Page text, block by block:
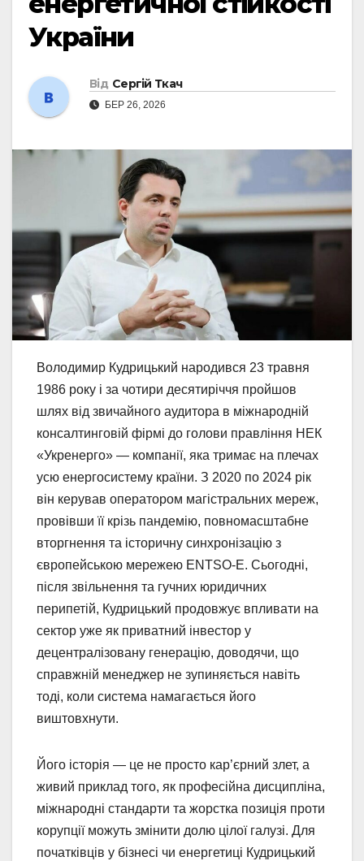
України
Від Сергій Ткач
БЕР 26, 2026
Володимир Кудрицький народився 23 травня
1986 року і за чотири десятиріччя пройшов
шлях від звичайного аудитора в міжнародній
консалтинговій фірмі до голови правління НЕК
«Укренерго» — компанії, яка тримає на плечах
усю енергосистему країни. З 2020 по 2024 рік
він керував оператором магістральних мереж,
провівши її крізь пандемію, повномасштабне
вторгнення та історичну синхронізацію з
європейською мережею ENTSO-E. Сьогодні,
після звільнення та гучних юридичних
перипетій, Кудрицький продовжує впливати на
сектор уже як приватний інвестор у
децентралізовану генерацію, доводячи, що
справжній менеджер не зупиняється навіть
тоді, коли система намагається його
виштовхнути.
Його історія — це не просто кар’єрний злет, а
живий приклад того, як професійна дисципліна,
міжнародні стандарти та жорстка позиція проти
корупції можуть змінити долю цілої галузі. Для
початківців у бізнесі чи енергетиці Кудрицький